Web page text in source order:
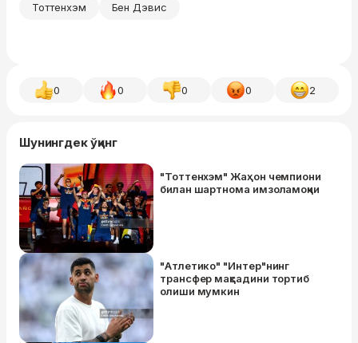
Тоттенхэм Бен Дэвис
0 0 0 0 2
Шунингдек ўқинг
"Тоттенхэм" Жаҳон чемпиони
билан шартнома имзоламоқчи
"Атлетико" "Интер"нинг
трансфер мақсадини тортиб
олиши мумкин